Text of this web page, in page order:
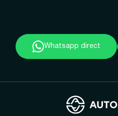
Whatsapp direct